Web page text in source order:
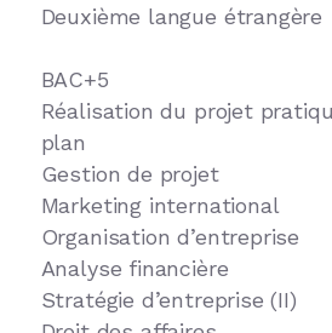
Deuxième langue étrangère
BAC+5
Réalisation du projet
plan
Gestion de projet
Marketing international
Organisation d’entreprise
Analyse financière
Stratégie d’entreprise (II)